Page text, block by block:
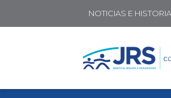
NOTICIAS E